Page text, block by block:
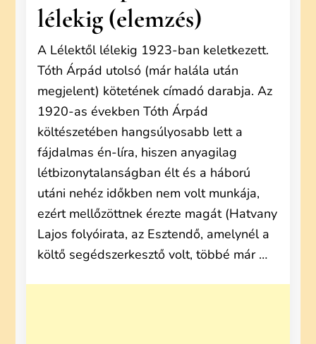
lélekig (elemzés)
A Lélektől lélekig 1923-ban keletkezett.
Tóth Árpád utolsó (már halála után
megjelent) kötetének címadó darabja. Az
1920-as években Tóth Árpád
költészetében hangsúlyosabb lett a
fájdalmas én-líra, hiszen anyagilag
létbizonytalanságban élt és a háború
utáni nehéz időkben nem volt munkája,
ezért mellőzöttnek érezte magát (Hatvany
Lajos folyóirata, az Esztendő, amelynél a
költő segédszerkesztő volt, többé már …